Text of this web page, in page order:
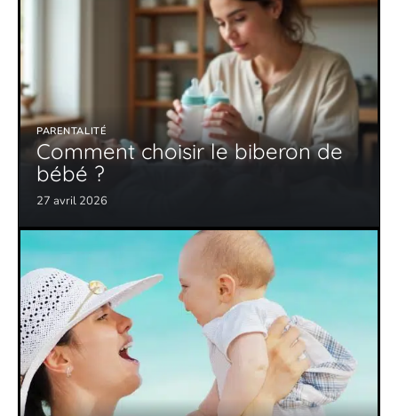
PARENTALITÉ
Comment choisir le biberon de
bébé ?
27 avril 2026